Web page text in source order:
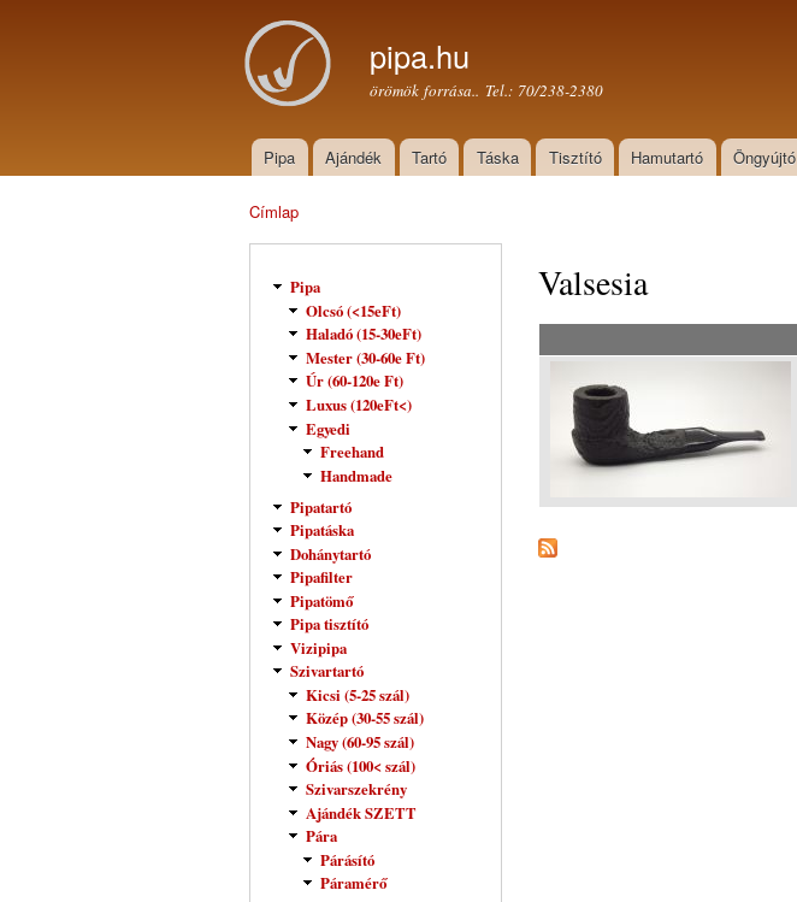
pipa.hu
örömök forrása.. Tel.: 70/238-2380
Főmenü
Pipa Ajándék Tartó Táska Tisztító Hamutartó Öngyújtó
Címlap
Pipa
Olcsó (<15eFt)
Haladó (15-30eFt)
Mester (30-60e Ft)
Úr (60-120e Ft)
Luxus (120eFt<)
Egyedi
Freehand
Handmade
Pipatartó
Pipatáska
Dohánytartó
Pipafilter
Pipatömő
Pipa tisztító
Vizipipa
Szivartartó
Kicsi (5-25 szál)
Közép (30-55 szál)
Nagy (60-95 szál)
Óriás (100< szál)
Szivarszekrény
Ajándék SZETT
Pára
Párásító
Páramérő
Valsesia